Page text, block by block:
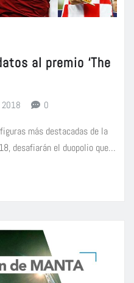
al premio ‘The
2018 0
más destacadas de la
desafiarán el duopolio que…